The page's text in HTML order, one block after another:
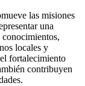
las misiones
una
locales y
fortalecimiento
contribuyen